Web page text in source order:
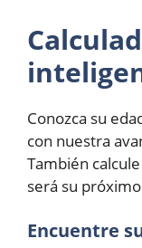
Conozca su
con nuestra
También calcule
será su
Encuentre